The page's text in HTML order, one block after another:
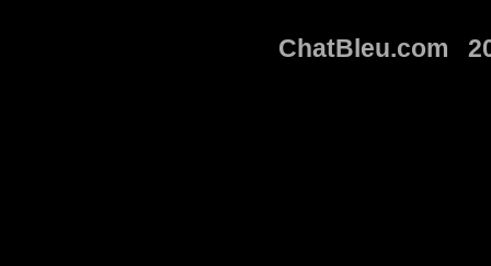
ChatBleu.com